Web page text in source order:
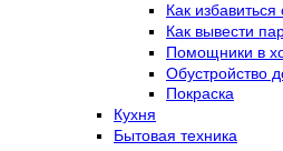
Как избавиться
Как вывести
Помощники в
Обустройство
Покраска
Кухня
Бытовая техника